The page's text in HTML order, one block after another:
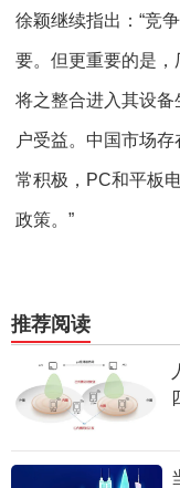
徐颖继续指出：“竞
要。但更重要的是，
将之整合进入其设备
户受益。中国市场
常积极，PC和平板
政策。”
推荐阅读